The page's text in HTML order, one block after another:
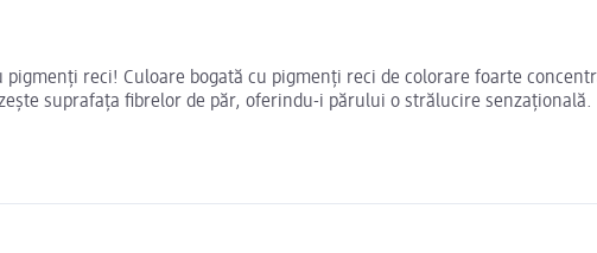
pigmenți reci! Culoare bogată cu pigmenți reci de colorare foarte
suprafața fibrelor de păr, oferindu-i părului o strălucire